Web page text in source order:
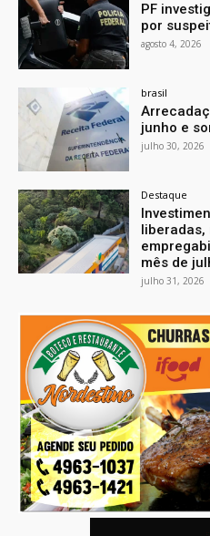
PF
por
agosto 4, 2026
brasil
junho e
julho 30, 2026
Destaque
liberadas,
mês de
julho 31, 2026